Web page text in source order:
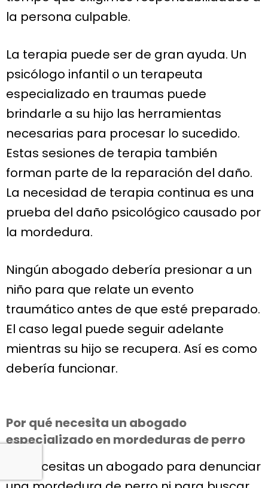
la persona culpable.
La terapia puede ser de gran ayuda. Un
psicólogo infantil o un terapeuta
especializado en traumas puede
brindarle a su hijo las herramientas
necesarias para procesar lo sucedido.
Estas sesiones de terapia también
forman parte de la reparación del daño.
La necesidad de terapia continua es una
prueba del daño psicológico causado por
la mordedura.
Ningún abogado debería presionar a un
niño para que relate un evento
traumático antes de que esté preparado.
El caso legal puede seguir adelante
mientras su hijo se recupera. Así es como
debería funcionar.
Por qué necesita un abogado
especializado en mordeduras de perro
No necesitas un abogado para denunciar